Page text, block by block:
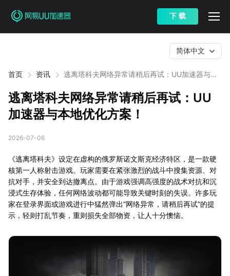
下 载
首页 资讯
逃离塔科夫网络异常请稍后再试：UU加速器与本
简体中文
逃离塔科夫网络异常请稍后再试：UU
加速器与本地优化方案！
2026-07-06
《逃离塔科夫》设定在虚构的俄罗斯诺文斯克经济特区，是一款硬
核第一人称射击游戏。玩家需要在紧张激烈的战斗中搜集资源、对
抗对手，并安全到达撤离点。由于游戏强调高强度的战术对抗和沉
浸式生存体验，任何网络波动都可能导致关键时刻的失误。许多玩
家在登录界面或游戏进行中猛然弹出“网络异常，请稍后再试”的提
示，轻则打乱节奏，重则损失全部物资，让人十分懊恼。